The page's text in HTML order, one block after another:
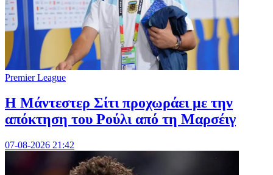
Premier League
Η Μάντεστερ Σίτι προχωράει με την
απόκτηση του Ρούλι από τη Μαρσέιγ
07-08-2026 21:42